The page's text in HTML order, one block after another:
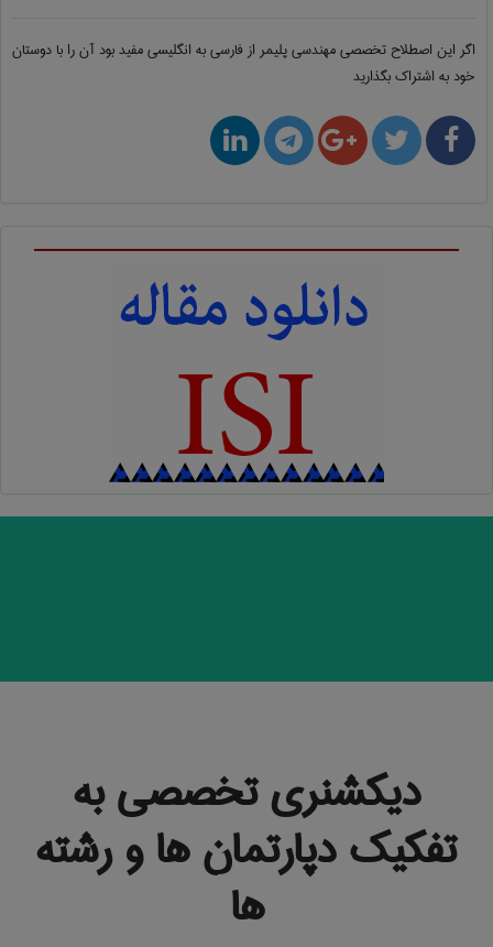
اگر این اصطلاح تخصصیمهندسی پليمر از فارسی به انگلیسیمفید بود آن را با دوستان
خود به اشتراک بگذارید
دیکشنری تخصصی به
تفکیک دپارتمان ها و رشته
ها